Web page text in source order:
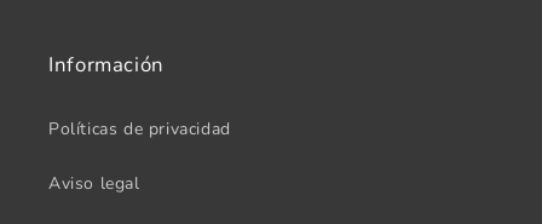
Información
Políticas de privacidad
Aviso legal